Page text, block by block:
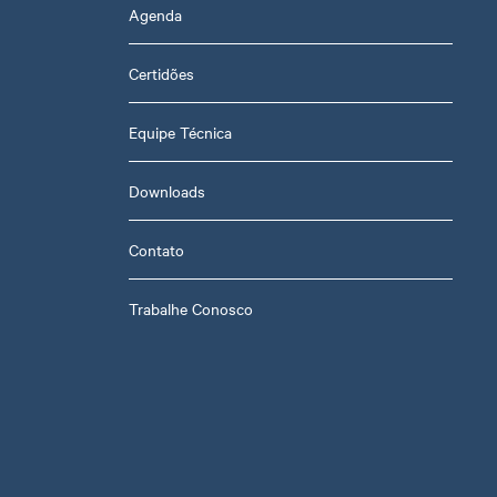
Agenda
Certidões
Equipe Técnica
Downloads
Contato
Trabalhe Conosco